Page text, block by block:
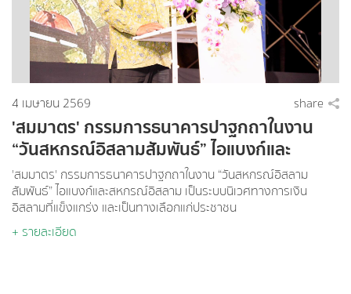
4 เมษายน 2569 share
'สมมาตร' กรรมการธนาคารปาฐกถาในงาน
“วันสหกรณ์อิสลามสัมพันธ์” ไอแบงก์และ
สหกรณ์อิสลาม เป็นระบบนิเวศทางการเงิน
อิสลามที่แข็งแกร่ง และเป็นทางเลือกแก่
ประชาชน
'สมมาตร' กรรมการธนาคารปาฐกถาในงาน “วันสหกรณ์อิสลาม
สัมพันธ์” ไอแบงก์และสหกรณ์อิสลาม เป็นระบบนิเวศทางการเงิน
อิสลามที่แข็งแกร่ง และเป็นทางเลือกแก่ประชาชน
+ รายละเอียด